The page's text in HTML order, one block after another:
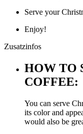
Serve your
Enjoy!
Zusatzinfos
HOW TO
COFFEE:
You can serve
its color and
would also be